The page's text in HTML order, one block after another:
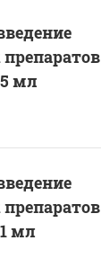
5 мл
мл